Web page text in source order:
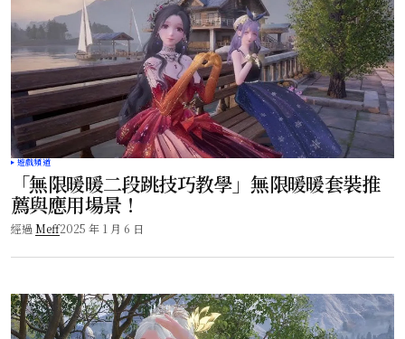
遊戲頻道
「無限暖暖二段跳技巧教學」無限暖暖套裝推
薦與應用場景！
經過 Meff2025 年 1 月 6 日